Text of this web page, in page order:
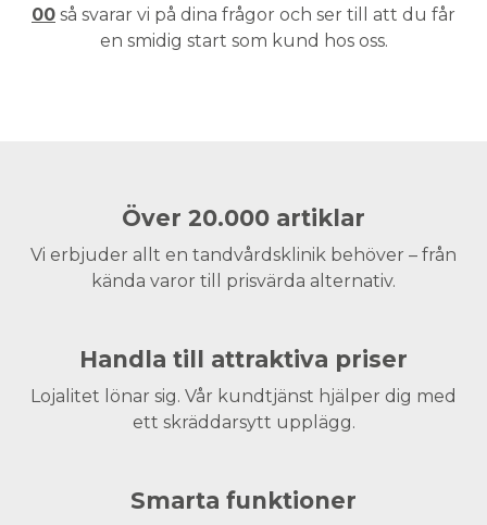
00 så svarar vi på dina frågor och ser till att du får
en smidig start som kund hos oss.
Över 20.000 artiklar
Vi erbjuder allt en tandvårdsklinik behöver – från
kända varor till prisvärda alternativ.
Handla till attraktiva priser
Lojalitet lönar sig. Vår kundtjänst hjälper dig med
ett skräddarsytt upplägg.
Smarta funktioner